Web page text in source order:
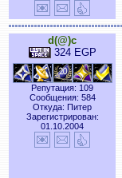
d(@)c
324 EGP
Репутация: 109
Сообщения: 584
Откуда: Питер
Зарегистрирован:
01.10.2004